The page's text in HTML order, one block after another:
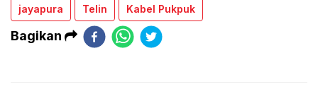
jayapura Telin Kabel Pukpuk
Bagikan